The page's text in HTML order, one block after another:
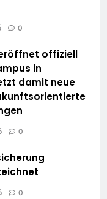
0
offiziell
in
damit neue
0
0